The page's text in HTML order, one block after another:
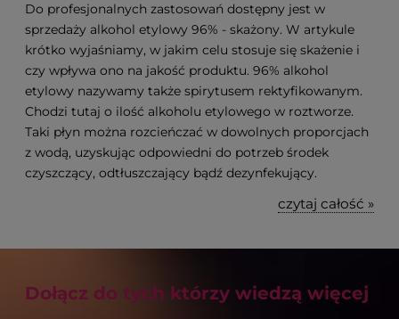
Do profesjonalnych zastosowań dostępny jest w
sprzedaży alkohol etylowy 96% - skażony. W artykule
krótko wyjaśniamy, w jakim celu stosuje się skażenie i
czy wpływa ono na jakość produktu. 96% alkohol
etylowy nazywamy także spirytusem rektyfikowanym.
Chodzi tutaj o ilość alkoholu etylowego w roztworze.
Taki płyn można rozcieńczać w dowolnych proporcjach
z wodą, uzyskując odpowiedni do potrzeb środek
czyszczący, odtłuszczający bądź dezynfekujący.
czytaj całość »
Dołącz do tych którzy wiedzą więcej